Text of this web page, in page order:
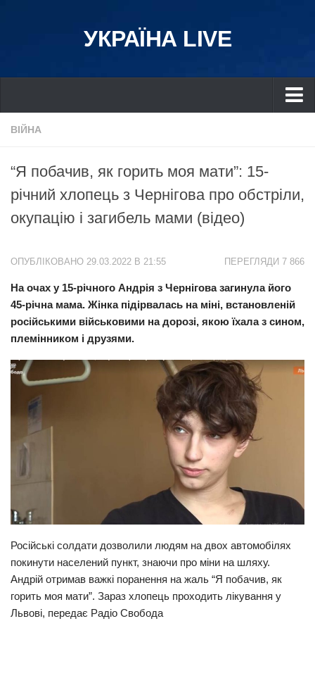
УКРАЇНА LIVE
Україна
Дніпро
Львів
Івано-Франківськ
Донбас
Одеса
Прикарпаття
Економіка
Політика
Світ
Цікаво
Здоров’я
Події
ВІЙНА
“Я побачив, як горить моя мати”: 15-
річний хлопець з Чернігова про обстріли,
окупацію і загибель мами (відео)
ПЕРЕГЛЯДИ 7 866
ОПУБЛІКОВАНО 29.03.2022 В 21:55
На очах у 15-річного Андрія з Чернігова загинула його
45-річна мама. Жінка підірвалась на міні, встановленій
російськими військовими на дорозі, якою їхала з сином,
племінником і друзями.
Російські солдати дозволили людям на двох автомобілях
покинути населений пункт, знаючи про міни на шляху.
Андрій отримав важкі поранення на жаль “Я побачив, як
горить моя мати”. Зараз хлопець проходить лікування у
Львові, передає Радіо Свобода